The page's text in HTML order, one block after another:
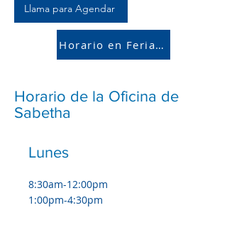
Llama para Agendar
Horario en Feriados
Horario de la Oficina de
Sabetha
Lunes
8:30am-12:00pm
1:00pm-4:30pm